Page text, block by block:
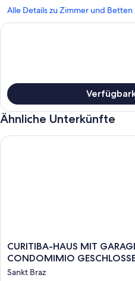
Alle Details zu Zimmer und Betten
Ähnliche Unterkünfte
CURITIBA-
HAUS
GARAGE,
CURITIBA-HAUS MIT
CONDOMIMIO
Sankt Braz
CURITIBA-HAUS MIT